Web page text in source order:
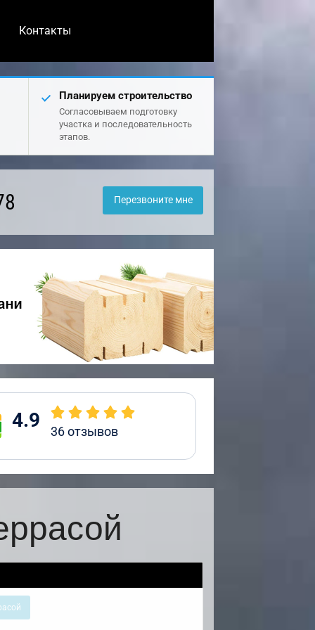
Контакты
Планируем строительство
Согласовываем подготовку
участка и последовательность
этапов.
Перезвоните мне
4.9 36отзывов